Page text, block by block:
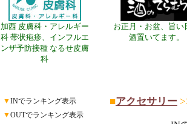
加西 皮膚科・アレルギー
科 帯状疱疹、インフルエ
ンザ予防接種 なるせ皮膚
科
お正月・お盆、旨い
酒置いてます。
▼INでランキング表示
▼OUTでランキング表示
■アクセサリー